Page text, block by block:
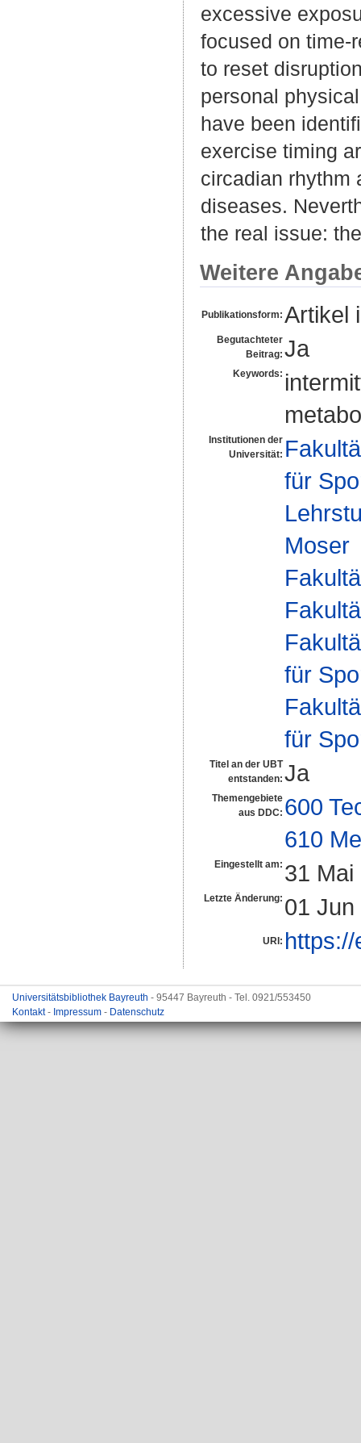
excessive
focused on time-
to reset
personal
have been
exercise timing
circadian rhythm
diseases.
the real issue:
Weitere
Publikationsform: Artikel
Begutachteter
Beitrag: Ja
Keywords:
Institutionen der
Universität:
für
Moser
für
für
Titel an der UBT
entstanden: Ja
Themengebiete
aus DDC: 600
610
Eingestellt am: 31 Mai
Letzte Änderung: 01 Jun
URI:
Universitätsbibliothek Bayreuth - 95447 Bayreuth - Tel. 0921/553450
Kontakt- Impressum - Datenschutz